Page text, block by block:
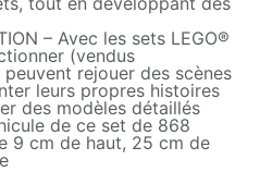
– Avec les sets LEGO®
(vendus
rejouer des scènes
leurs propres histoires
des modèles détaillés
de ce set de 868
9 cm de haut, 25 cm de